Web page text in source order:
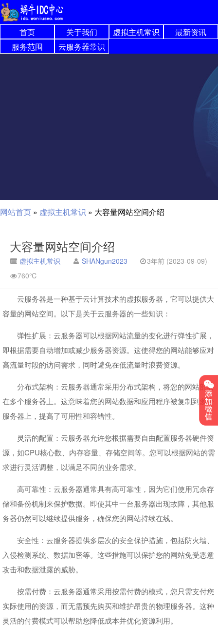
首页 关于我们 虚拟主机常识
最新资讯
服务范围
云服务器常识
网站首页 » 虚拟主机常识 » 大容量网站空间介绍
大容量网站空间介绍
虚拟主机常识 SHANgun2023
3年前 (2023-09-09)
760℃
云服务器是一种基于云计算技术的虚拟服务器，它可以提供大
容量的网站空间。以下是关于云服务器的一些知识：
弹性扩展：云服务器可以根据网站流量的变化进行弹性扩展，
即根据需要自动增加或减少服务器资源。这使得您的网站能够应对
高流量时段的访问需求，同时避免在低流量时浪费资源。
分布式架构：云服务器通常采用分布式架构，将您的网站部署
在多个服务器上。这意味着您的网站数据和应用程序被复制到多个
服务器上，提高了可用性和容错性。
灵活的配置：云服务器允许您根据需要自由配置服务器硬件资
源，如CPU核心数、内存容量、存储空间等。您可以根据网站的需
求进行灵活调整，以满足不同的业务需求。
高可靠性：云服务器通常具有高可靠性，因为它们使用冗余存
储和备份机制来保护数据。即使其中一台服务器出现故障，其他服
务器仍然可以继续提供服务，确保您的网站持续在线。
安全性：云服务器提供多层次的安全保护措施，包括防火墙、
入侵检测系统、数据加密等。这些措施可以保护您的网站免受恶意
攻击和数据泄露的威胁。
按需付费：云服务器通常采用按需付费的模式，您只需支付您
实际使用的资源，而无需预先购买和维护昂贵的物理服务器。这种
灵活的付费模式可以帮助您降低成本并优化资源利用。